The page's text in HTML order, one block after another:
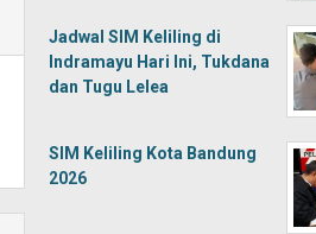
Jadwal SIM Keliling di
Indramayu Hari Ini, Tukdana
dan Tugu Lelea
SIM Keliling Kota Bandung
2026